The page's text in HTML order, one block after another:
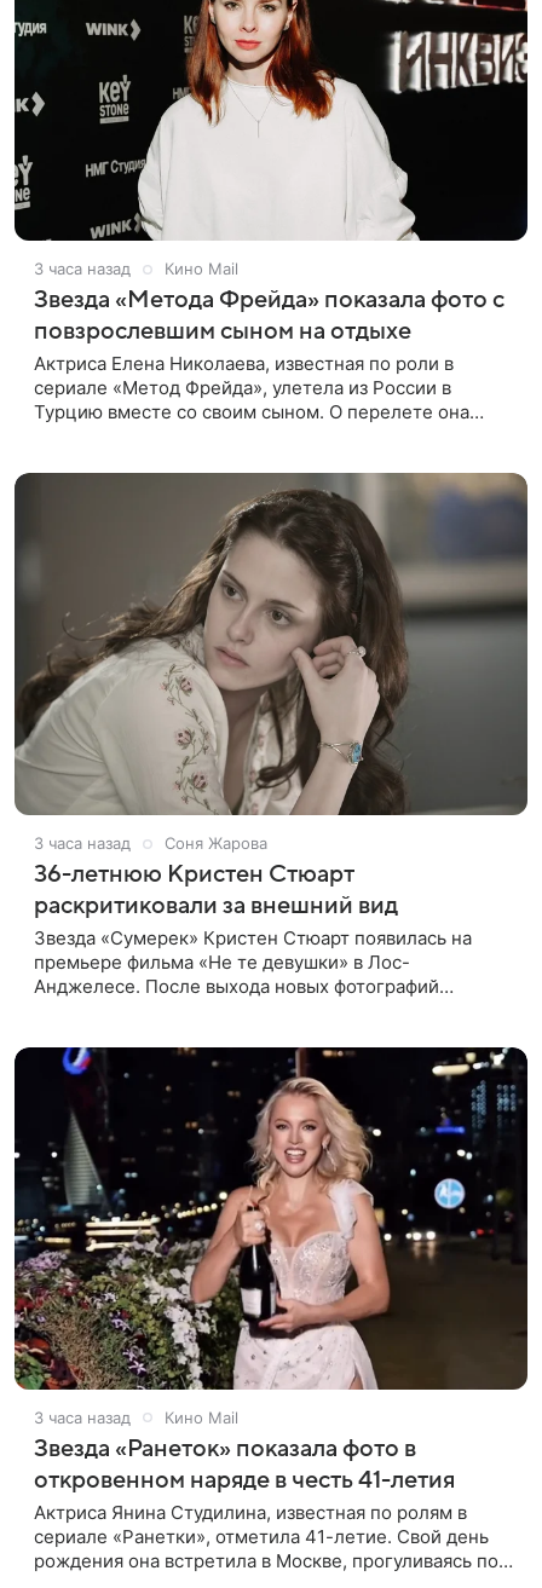
3 часа назад Кино Mail
Звезда «Метода Фрейда» показала фото с
повзрослевшим сыном на отдыхе
Актриса Елена Николаева, известная по роли в
сериале «Метод Фрейда», улетела из России в
Турцию вместе со своим сыном. О перелете она
3 часа назад Соня Жарова
36-летнюю Кристен Стюарт
раскритиковали за внешний вид
Звезда «Сумерек» Кристен Стюарт появилась на
премьере фильма «Не те девушки» в Лос-
Анджелесе. После выхода новых фотографий
3 часа назад Кино Mail
Звезда «Ранеток» показала фото в
откровенном наряде в честь 41-летия
Актриса Янина Студилина, известная по ролям в
сериале «Ранетки», отметила 41-летие. Свой день
рождения она встретила в Москве, прогуливаясь по